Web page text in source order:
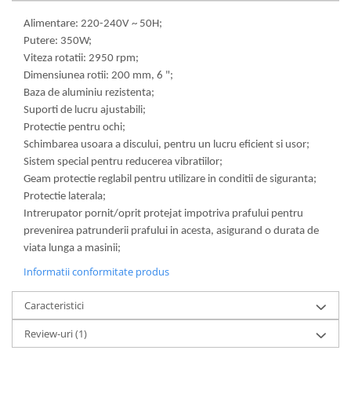
Alimentare: 220-240V ~ 50H;
Putere: 350W;
Viteza rotatii: 2950 rpm;
Dimensiunea rotii: 200 mm, 6 ";
Baza de aluminiu rezistenta;
Suporti de lucru ajustabili;
Protectie pentru ochi;
Schimbarea usoara a discului, pentru un lucru eficient si usor;
Sistem special pentru reducerea vibratiilor;
Geam protectie reglabil pentru utilizare in conditii de siguranta;
Protectie laterala;
Intrerupator pornit/oprit protejat impotriva prafului pentru
prevenirea patrunderii prafului in acesta, asigurand o durata de
viata lunga a masinii;
Informatii conformitate produs
Caracteristici
Review-uri(1)